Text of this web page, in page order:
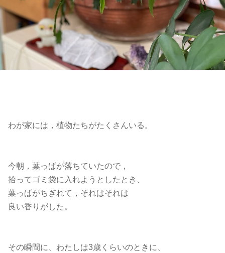
わが家には，植物たちがたくさんいる。
今朝，葉っぱが落ちていたので，
拾ってゴミ袋に入れようとしたとき、
葉っぱがちぎれて，それはそれは
良い香りがした。
その瞬間に、わたしは3歳くらいのときに、